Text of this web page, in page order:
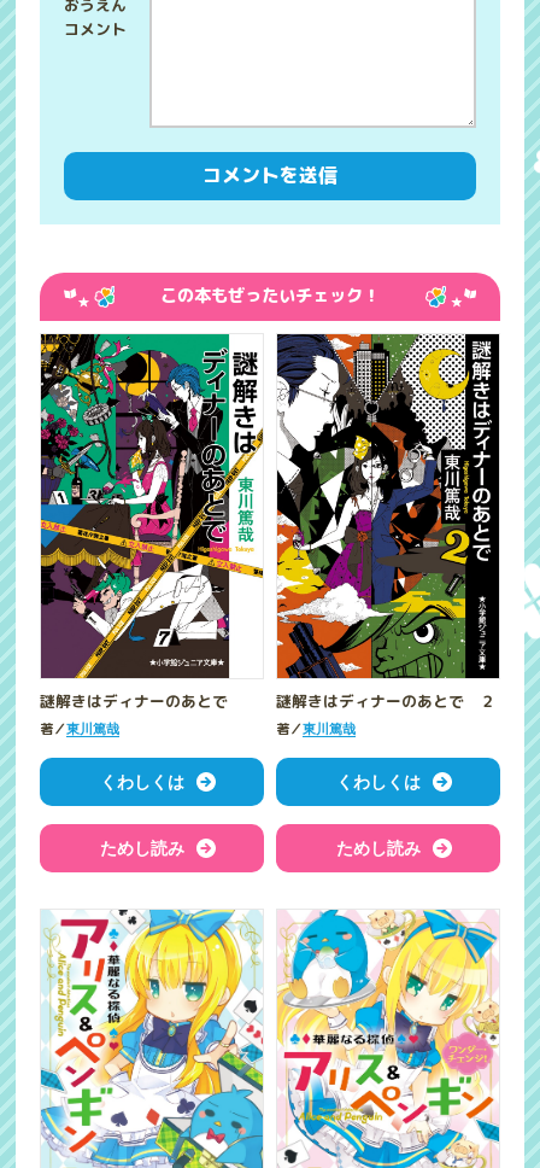
この本もぜったいチェック！
謎解きはディナーのあとで
著／東川篤哉
くわしくは
ためし読み
謎解きはディナーのあとで ２
著／東川篤哉
くわしくは
ためし読み